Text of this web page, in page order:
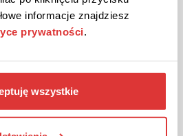
informacje znajdziesz
prywatności.
wszystkie
damskiej w Gomez!